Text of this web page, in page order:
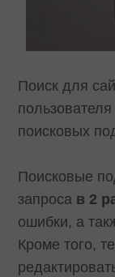
Поиск для
поисковых
Поисковые
запроса в 2
ошибки, а
Кроме того,